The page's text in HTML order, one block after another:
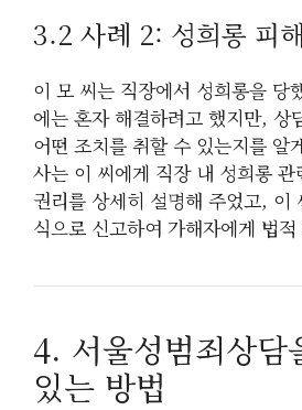
3.2 사례 2: 성희롱 피
이 모 씨는 직장에서 성희롱을 당
에는 혼자 해결하려고 했지만, 상
어떤 조치를 취할 수 있는지를 알
사는 이 씨에게 직장 내 성희롱 관
권리를 상세히 설명해 주었고, 이
식으로 신고하여 가해자에게 법
4. 서울성범죄상담
있는 방법